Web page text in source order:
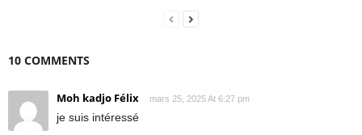
10 COMMENTS
Moh kadjo Félix mars 25, 2025 At 6:27 pm
je suis intéressé